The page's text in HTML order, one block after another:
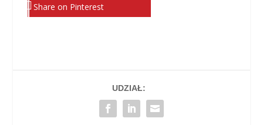
Share on Pinterest
UDZIAŁ: